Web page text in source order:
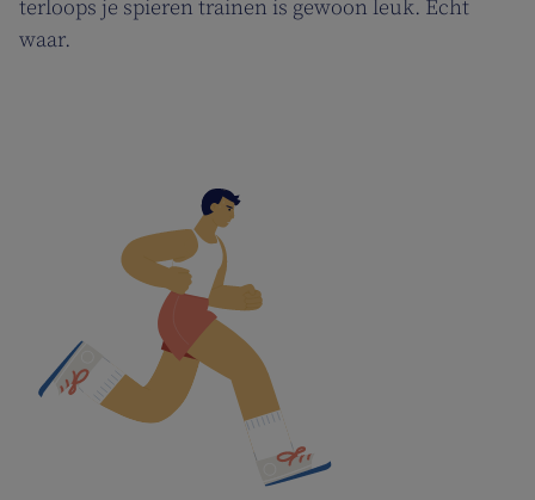
terloops je spieren trainen is gewoon leuk. Echt
waar.